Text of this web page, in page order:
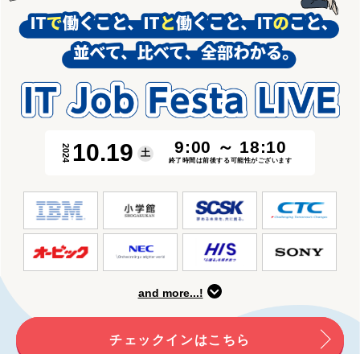
2024 10.19 土 9:00 ～ 18:10
終了時間は前後する可能性がございます
and more...!
チェックインはこちら